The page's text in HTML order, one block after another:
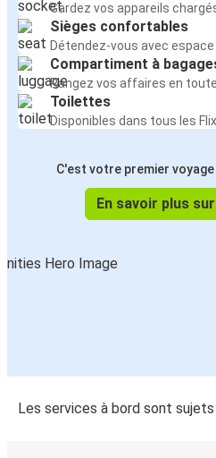
Gardez vos appareils
Sièges confortables
Détendez-vous avec
Compartiment à
Rangez vos affaires en
Toilettes
Disponibles dans tous les
C'est votre premier
En savoir plus
Les services à bord sont